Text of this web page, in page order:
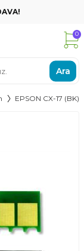
Ara
0
EPSON CX-17 (BK)